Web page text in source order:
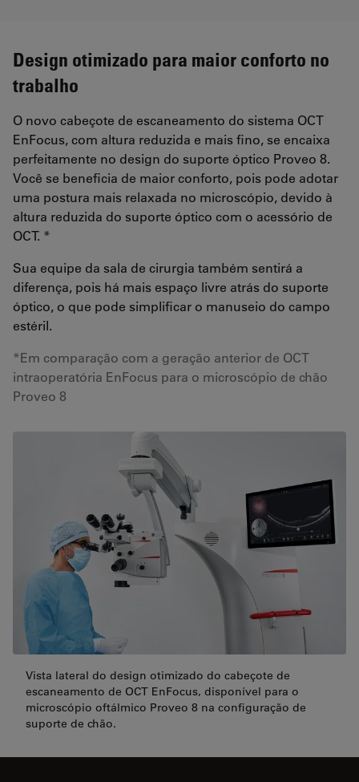
Design otimizado para maior conforto no
trabalho
O novo cabeçote de escaneamento do sistema OCT
EnFocus, com altura reduzida e mais fino, se encaixa
perfeitamente no design do suporte óptico Proveo 8.
Você se beneficia de maior conforto, pois pode adotar
uma postura mais relaxada no microscópio, devido à
altura reduzida do suporte óptico com o acessório de
OCT. *
Sua equipe da sala de cirurgia também sentirá a
diferença, pois há mais espaço livre atrás do suporte
óptico, o que pode simplificar o manuseio do campo
estéril.
*Em comparação com a geração anterior de OCT
intraoperatória EnFocus para o microscópio de chão
Proveo 8
Vista lateral do design otimizado do cabeçote de
escaneamento de OCT EnFocus, disponível para o
microscópio oftálmico Proveo 8 na configuração de
suporte de chão.